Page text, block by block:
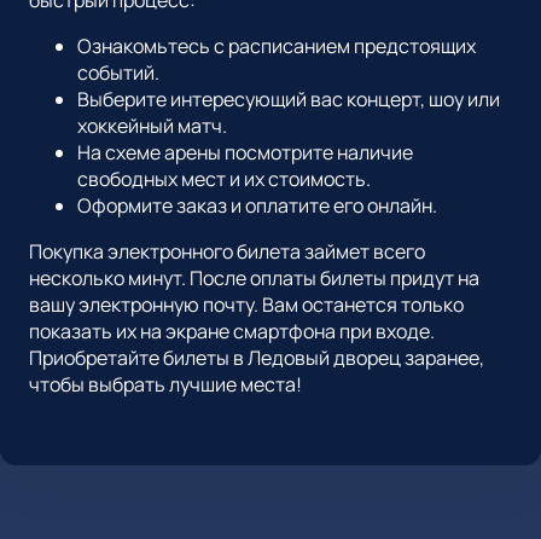
Ознакомьтесь с расписанием предстоящих
событий.
Выберите интересующий вас концерт, шоу или
хоккейный матч.
На схеме арены посмотрите наличие
свободных мест и их стоимость.
Оформите заказ и оплатите его онлайн.
Покупка электронного билета займет всего
несколько минут. После оплаты билеты придут на
вашу электронную почту. Вам останется только
показать их на экране смартфона при входе.
Приобретайте билеты в Ледовый дворец заранее,
чтобы выбрать лучшие места!